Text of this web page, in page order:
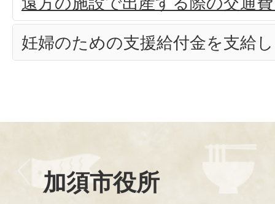
妊婦のための支援給付金を支給
加須市役所